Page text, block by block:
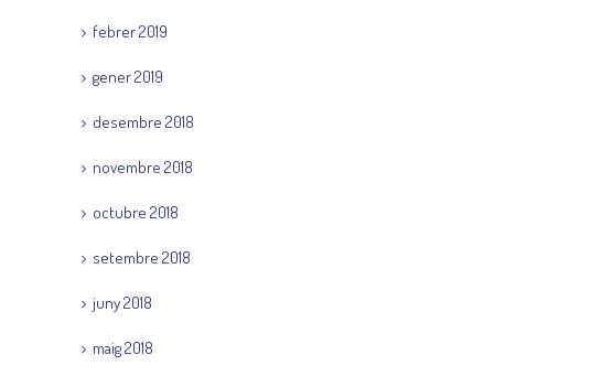
febrer 2019
gener 2019
desembre 2018
novembre 2018
octubre 2018
setembre 2018
juny 2018
maig 2018